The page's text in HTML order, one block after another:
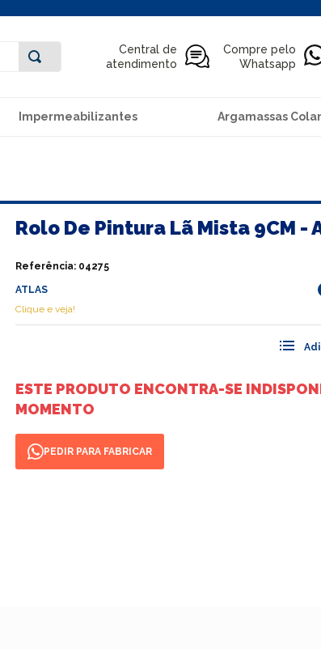
Central de
atendimento
Compre pelo
Whatsapp
Impermeabilizantes Argamassas
Rolo De Pintura Lã Mista 9CM -
Referência: 04275
ATLAS
Clique e veja!
ESTE PRODUTO ENCONTRA-SE
MOMENTO
PEDIR PARA FABRICAR